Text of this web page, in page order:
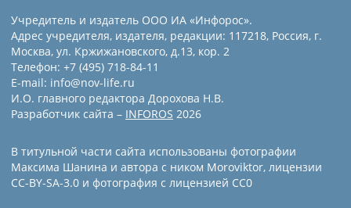
Учредитель и издатель ООО ИА «Инфорос».
Адрес учредителя, издателя, редакции: 117218, Россия, г.
Москва, ул. Кржижановского, д.13, кор. 2
Телефон: +7 (495) 718-84-11
E-mail: info@nov-life.ru
И.О. главного редактора Дорохова Н.В.
Разработчик сайта – INFOROS 2026
В титульной части сайта использованы фотографии
Максима Шанина и автора с ником Moroviktor, лицензии
CC-BY-SA-3.0 и фотография с лицензией СС0